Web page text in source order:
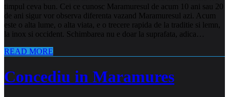
timpul ceva bun. Cei ce cunosc Maramuresul de acum 10 ani sau 20
de ani sigur vor observa diferenta vazand Maramuresul azi. Acum
este o alta lume, o alta viata, e o trecere rapida de la traditie si lemn,
la inox si occident. Schimbarea nu e doar la suprafata, adica…
READ MORE
Concediu in Maramures